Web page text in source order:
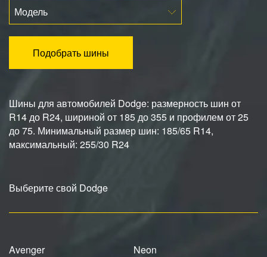
Модель
Подобрать шины
Шины для автомобилей Dodge: размерность шин от
R14 до R24, шириной от 185 до 355 и профилем от 25
до 75. Минимальный размер шин: 185/65 R14,
максимальный: 255/30 R24
Выберите свой Dodge
Avenger
Neon